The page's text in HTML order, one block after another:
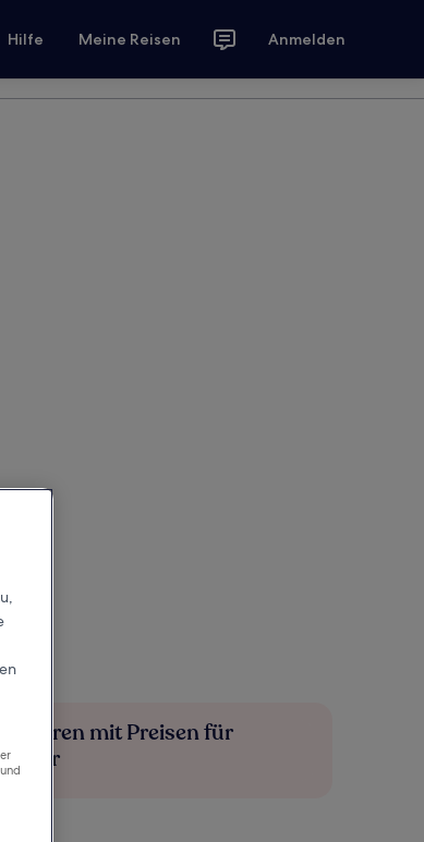
Hilfe Meine Reisen Anmelden
sparen mit Preisen für